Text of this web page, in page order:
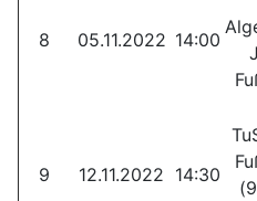
8 05.11.2022 14:00
9 12.11.2022 14:30